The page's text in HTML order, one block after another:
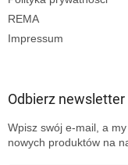
REMA
Impressum
Odbierz newsletter
Wpisz swój e-mail, a
nowych produktów na